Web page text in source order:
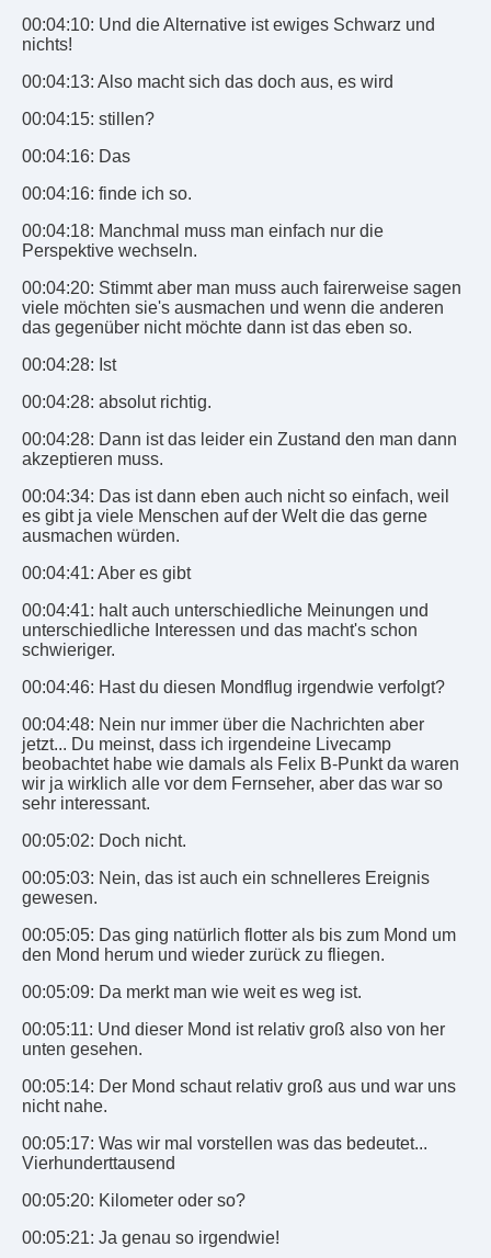
00:04:10: Und die Alternative ist ewiges Schwarz und
nichts!
00:04:13: Also macht sich das doch aus, es wird
00:04:15: stillen?
00:04:16: Das
00:04:16: finde ich so.
00:04:18: Manchmal muss man einfach nur die
Perspektive wechseln.
00:04:20: Stimmt aber man muss auch fairerweise sagen
viele möchten sie's ausmachen und wenn die anderen
das gegenüber nicht möchte dann ist das eben so.
00:04:28: Ist
00:04:28: absolut richtig.
00:04:28: Dann ist das leider ein Zustand den man dann
akzeptieren muss.
00:04:34: Das ist dann eben auch nicht so einfach, weil
es gibt ja viele Menschen auf der Welt die das gerne
ausmachen würden.
00:04:41: Aber es gibt
00:04:41: halt auch unterschiedliche Meinungen und
unterschiedliche Interessen und das macht's schon
schwieriger.
00:04:46: Hast du diesen Mondflug irgendwie verfolgt?
00:04:48: Nein nur immer über die Nachrichten aber
jetzt... Du meinst, dass ich irgendeine Livecamp
beobachtet habe wie damals als Felix B-Punkt da waren
wir ja wirklich alle vor dem Fernseher, aber das war so
sehr interessant.
00:05:02: Doch nicht.
00:05:03: Nein, das ist auch ein schnelleres Ereignis
gewesen.
00:05:05: Das ging natürlich flotter als bis zum Mond um
den Mond herum und wieder zurück zu fliegen.
00:05:09: Da merkt man wie weit es weg ist.
00:05:11: Und dieser Mond ist relativ groß also von her
unten gesehen.
00:05:14: Der Mond schaut relativ groß aus und war uns
nicht nahe.
00:05:17: Was wir mal vorstellen was das bedeutet...
Vierhunderttausend
00:05:20: Kilometer oder so?
00:05:21: Ja genau so irgendwie!